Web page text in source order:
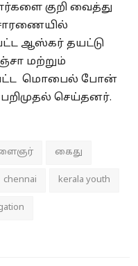
குறி வைத்து
ஆஸ்கர் தயட்டு
மற்றும்
மொபைல் போன்
செய்தனர்.
கைது
chennai kerala youth